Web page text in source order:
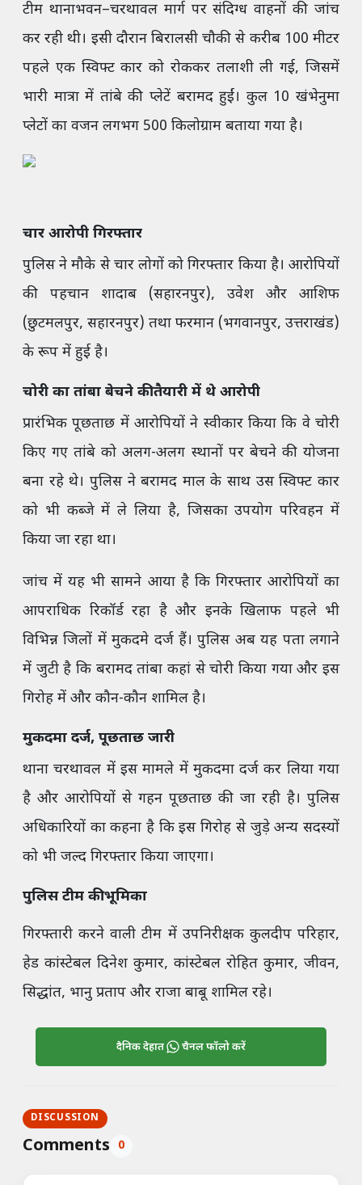
टीम थानाभवन–चरथावल मार्ग पर संदिग्ध वाहनों की जांच
कर रही थी। इसी दौरान बिरालसी चौकी से करीब 100 मीटर
पहले एक स्विफ्ट कार को रोककर तलाशी ली गई, जिसमें
भारी मात्रा में तांबे की प्लेटें बरामद हुईं। कुल 10 खंभेनुमा
प्लेटों का वजन लगभग 500 किलोग्राम बताया गया है।
चार आरोपी गिरफ्तार
पुलिस ने मौके से चार लोगों को गिरफ्तार किया है। आरोपियों
की पहचान शादाब (सहारनपुर), उवेश और आशिफ
(छुटमलपुर, सहारनपुर) तथा फरमान (भगवानपुर, उत्तराखंड)
के रूप में हुई है।
चोरी का तांबा बेचने की तैयारी में थे आरोपी
प्रारंभिक पूछताछ में आरोपियों ने स्वीकार किया कि वे चोरी
किए गए तांबे को अलग-अलग स्थानों पर बेचने की योजना
बना रहे थे। पुलिस ने बरामद माल के साथ उस स्विफ्ट कार
को भी कब्जे में ले लिया है, जिसका उपयोग परिवहन में
किया जा रहा था।
जांच में यह भी सामने आया है कि गिरफ्तार आरोपियों का
आपराधिक रिकॉर्ड रहा है और इनके खिलाफ पहले भी
विभिन्न जिलों में मुकदमे दर्ज हैं। पुलिस अब यह पता लगाने
में जुटी है कि बरामद तांबा कहां से चोरी किया गया और इस
गिरोह में और कौन-कौन शामिल है।
मुकदमा दर्ज, पूछताछ जारी
थाना चरथावल में इस मामले में मुकदमा दर्ज कर लिया गया
है और आरोपियों से गहन पूछताछ की जा रही है। पुलिस
अधिकारियों का कहना है कि इस गिरोह से जुड़े अन्य सदस्यों
को भी जल्द गिरफ्तार किया जाएगा।
पुलिस टीम की भूमिका
गिरफ्तारी करने वाली टीम में उपनिरीक्षक कुलदीप परिहार,
हेड कांस्टेबल दिनेश कुमार, कांस्टेबल रोहित कुमार, जीवन,
सिद्धांत, भानु प्रताप और राजा बाबू शामिल रहे।
दैनिक देहात चैनल फॉलो करें
DISCUSSION
Comments 0